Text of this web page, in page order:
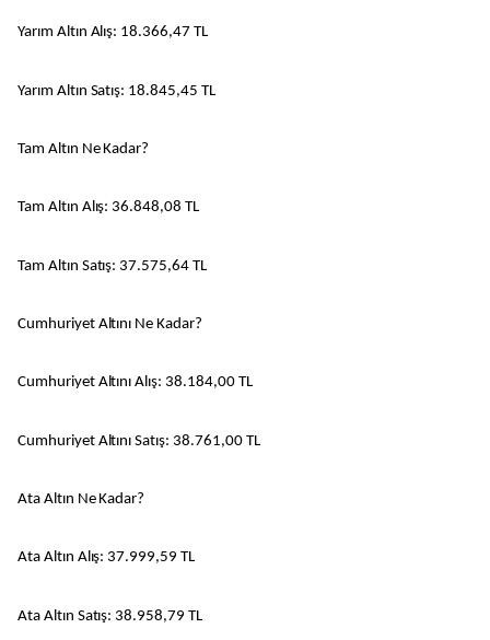
Yarım Altın Alış: 18.366,47 TL
Yarım Altın Satış: 18.845,45 TL
Tam Altın Ne Kadar?
Tam Altın Alış: 36.848,08 TL
Tam Altın Satış: 37.575,64 TL
Cumhuriyet Altını Ne Kadar?
Cumhuriyet Altını Alış: 38.184,00 TL
Cumhuriyet Altını Satış: 38.761,00 TL
Ata Altın Ne Kadar?
Ata Altın Alış: 37.999,59 TL
Ata Altın Satış: 38.958,79 TL